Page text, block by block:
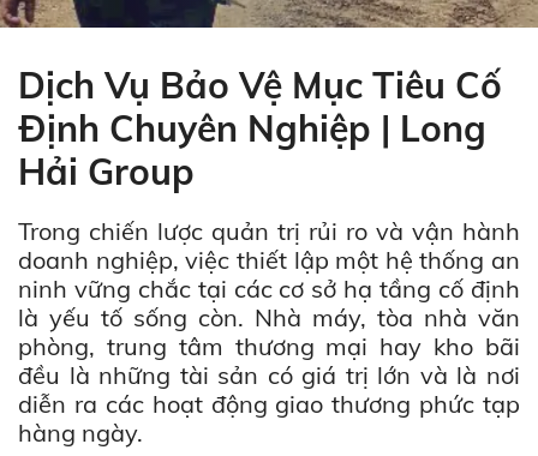
Dịch Vụ Bảo Vệ Mục Tiêu Cố
Định Chuyên Nghiệp | Long
Hải Group
Trong chiến lược quản trị rủi ro và vận hành
doanh nghiệp, việc thiết lập một hệ thống an
ninh vững chắc tại các cơ sở hạ tầng cố định
là yếu tố sống còn. Nhà máy, tòa nhà văn
phòng, trung tâm thương mại hay kho bãi
đều là những tài sản có giá trị lớn và là nơi
diễn ra các hoạt động giao thương phức tạp
hàng ngày.